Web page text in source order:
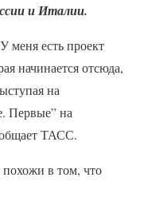
и Италии.
меня есть проект
начинается отсюда,
на
Первые” на
ТАСС.
в том, что